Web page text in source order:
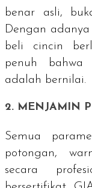
benar asli,
Dengan
beli cincin
penuh
adalah bernilai.
2. MENJAMIN
Semua
potongan,
secara